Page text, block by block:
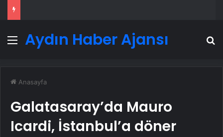
Menü
Aydın Haber Ajansı
Anasayfa
Galatasaray’da Mauro
Icardi, İstanbul’a döner